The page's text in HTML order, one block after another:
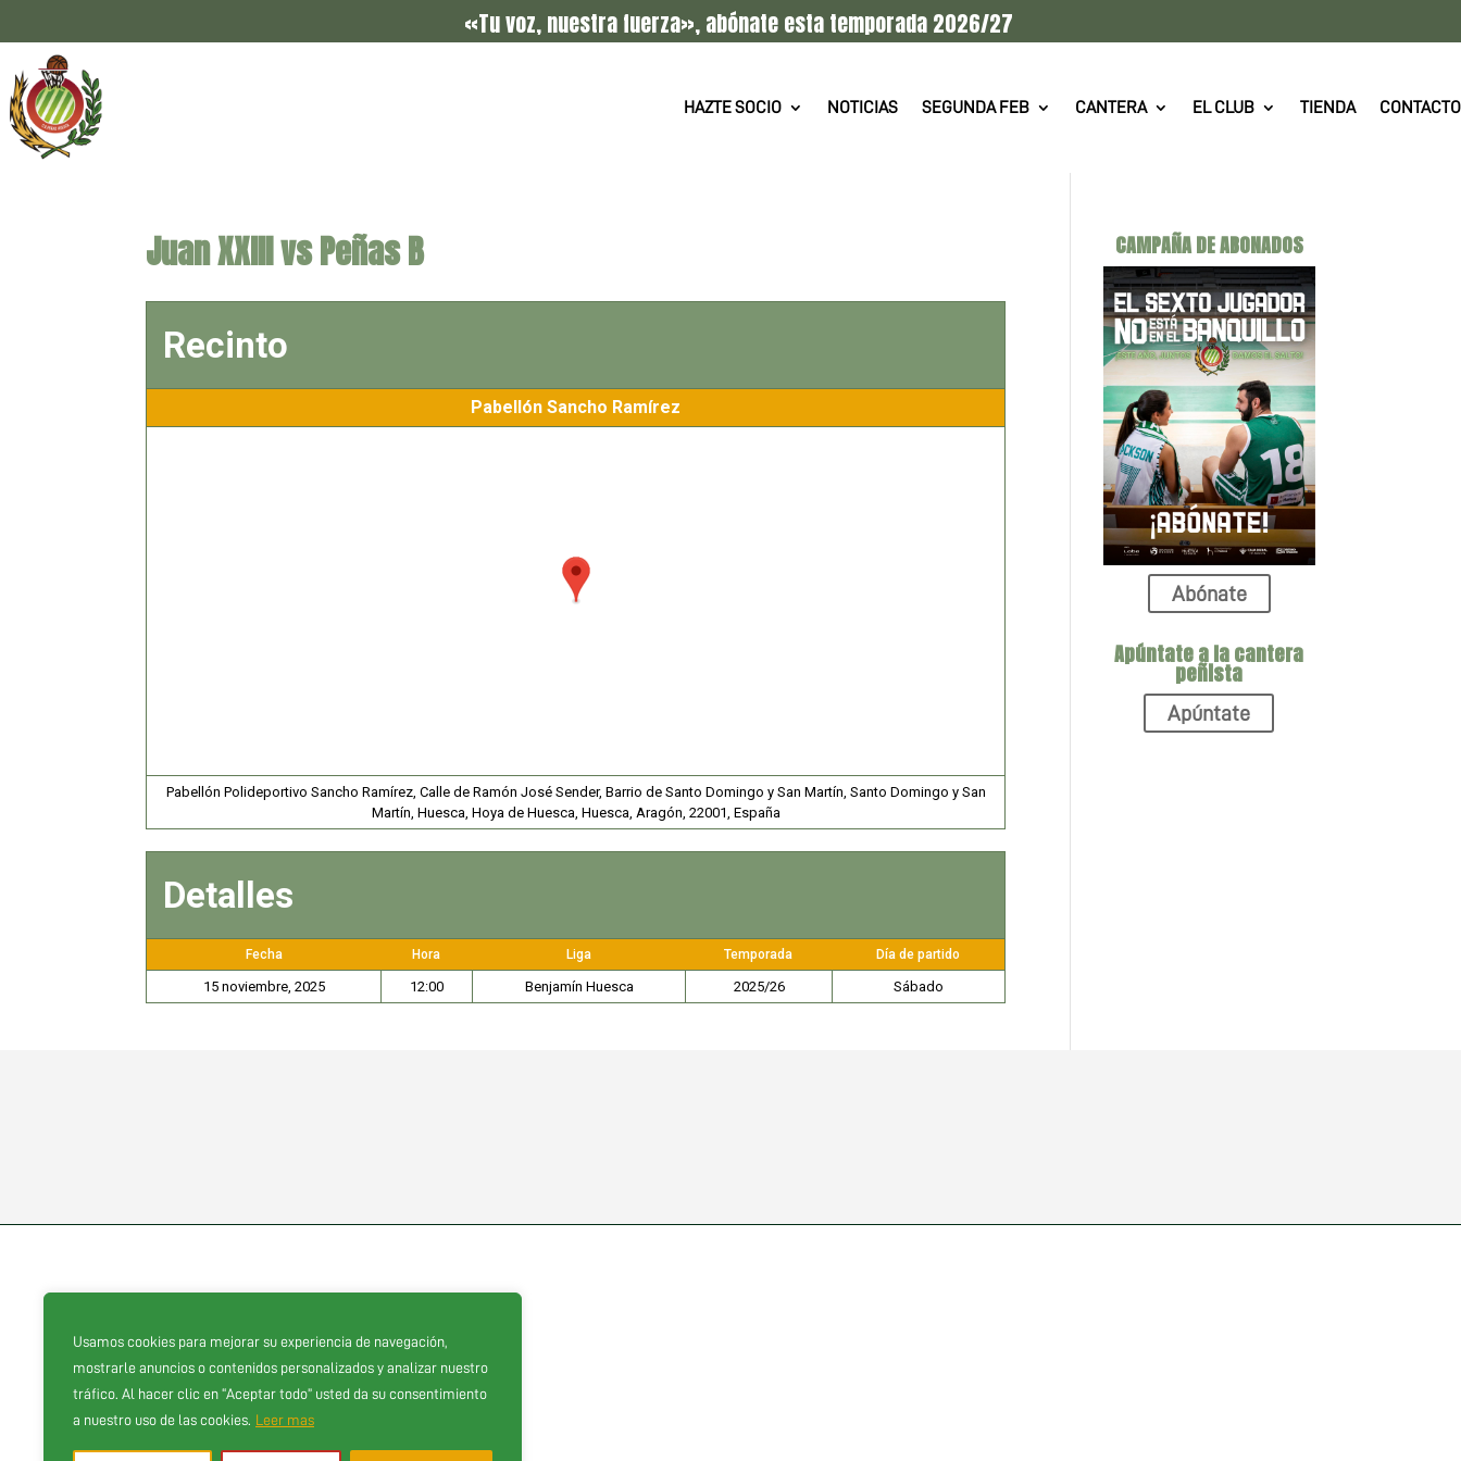
Usamos cookies para mejorar su experiencia de navegación,
mostrarle anuncios o contenidos personalizados y analizar nuestro
tráfico. Al hacer clic en “Aceptar todo” usted da su consentimiento
a nuestro uso de las cookies. Leer mas
«Tu voz, nuestra fuerza», abónate esta temporada 2026/27
HAZTE SOCIO NOTICIAS SEGUNDA FEB CANTERA EL CLUB TIENDA CONTACTO
Juan XXIII vs Peñas B
Recinto
Pabellón Sancho Ramírez
Pabellón Polideportivo Sancho Ramírez, Calle de Ramón José Sender, Barrio de Santo Domingo y San Martín, Santo Domingo y San
Martín, Huesca, Hoya de Huesca, Huesca, Aragón, 22001, España
Detalles
Fecha Hora Liga Temporada Día de partido
15 noviembre, 2025 12:00 Benjamín Huesca 2025/26 Sábado
CAMPAÑA DE ABONADOS
Abónate
Apúntate a la cantera
peñista
Apúntate
Proveedores oficiales: